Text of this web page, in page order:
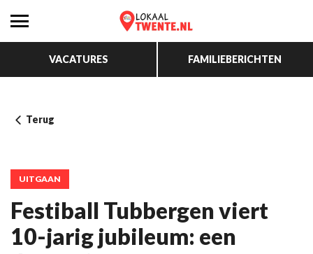
VACATURES FAMILIEBERICHTEN
Terug
UITGAAN
Festiball Tubbergen viert
10-jarig jubileum: een